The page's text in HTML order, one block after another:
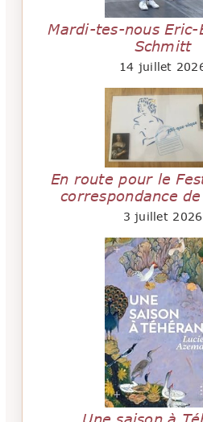
Mardi-tes-nous Eric-
Schmitt
14 juillet
En route pour le
correspondance
3 juillet 2026